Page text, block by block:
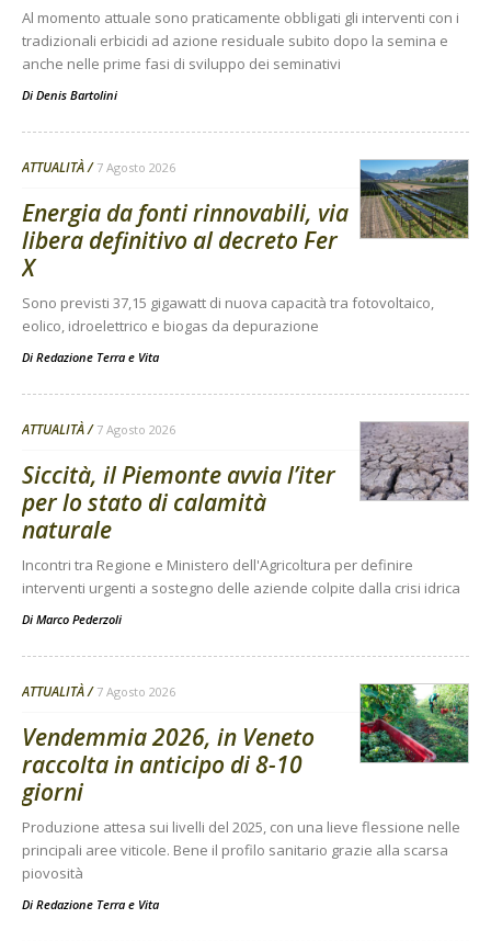
Al momento attuale sono praticamente obbligati gli interventi con i
tradizionali erbicidi ad azione residuale subito dopo la semina e
anche nelle prime fasi di sviluppo dei seminativi
Di Denis Bartolini
ATTUALITÀ 7 Agosto 2026
Energia da fonti rinnovabili, via
libera definitivo al decreto Fer
X
Sono previsti 37,15 gigawatt di nuova capacità tra fotovoltaico,
eolico, idroelettrico e biogas da depurazione
Di Redazione Terra e Vita
ATTUALITÀ 7 Agosto 2026
Siccità, il Piemonte avvia l’iter
per lo stato di calamità
naturale
Incontri tra Regione e Ministero dell'Agricoltura per definire
interventi urgenti a sostegno delle aziende colpite dalla crisi idrica
Di Marco Pederzoli
ATTUALITÀ 7 Agosto 2026
Vendemmia 2026, in Veneto
raccolta in anticipo di 8-10
giorni
Produzione attesa sui livelli del 2025, con una lieve flessione nelle
principali aree viticole. Bene il profilo sanitario grazie alla scarsa
piovosità
Di Redazione Terra e Vita